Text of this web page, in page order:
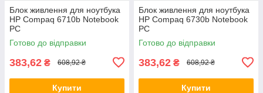
Блок живлення для ноутбука
HP Compaq 6710b Notebook
PC
Готово до відправки
383,62 ₴ 608,92 ₴
Купити
Блок живлення для ноутбука
HP Compaq 6730b Notebook
PC
Готово до відправки
383,62 ₴ 608,92 ₴
Купити